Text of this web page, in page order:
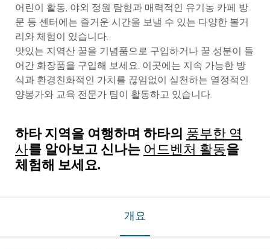
어린이 활동, 야외 정원 탐험과 매력적인 유기농 카페 방
문 등 센터에는 즐거운 시간을 보낼 수 있는 다양한 볼거
리와 체험이 있습니다.
맛있는 지역산 꿀을 기념품으로 구입하거나 꿀 성분이 들
어간 화장품을 구입해 보세요. 이곳에는 지속 가능한 방
식과 환경친화적인 가치를 끊임없이 실천하는 열정적인
양봉가와 교육 전문가 팀이 활동하고 있습니다.
하타 지역을 여행하며 하타의 풍부한 역
사를 알아보고 신나는어드벤처 활동을
체험해 보세요.
개요